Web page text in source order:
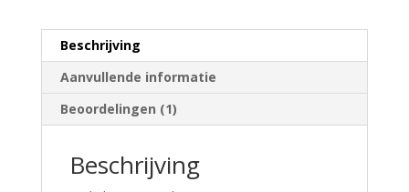
Beschrijving
Aanvullende informatie
Beoordelingen (1)
Beschrijving